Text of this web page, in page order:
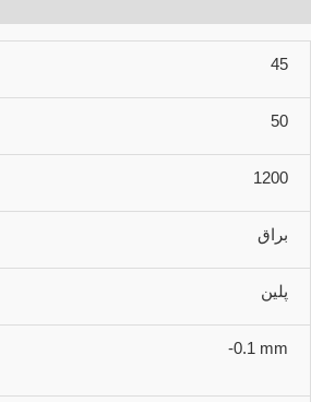
45
50
1200
براق
پلین
-0.1 mm